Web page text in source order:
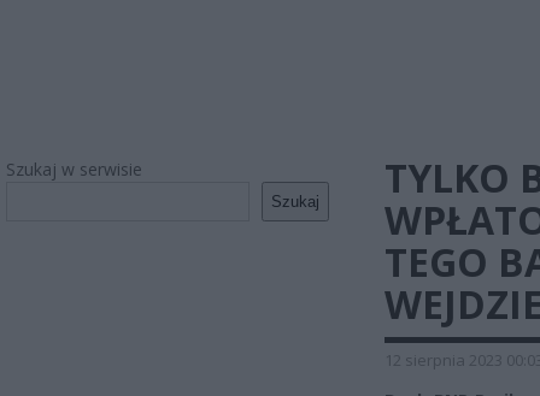
Szukaj w serwisie
Szukaj
TYLKO
TEGO
12 sierpnia 2023